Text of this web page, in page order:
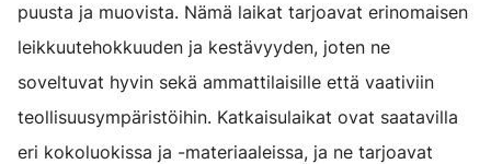
puusta ja muovista. Nämä laikat tarjoavat erinomaisen
leikkuutehokkuuden ja kestävyyden, joten ne
soveltuvat hyvin sekä ammattilaisille että vaativiin
teollisuusympäristöihin. Katkaisulaikat ovat saatavilla
eri kokoluokissa ja -materiaaleissa, ja ne tarjoavat